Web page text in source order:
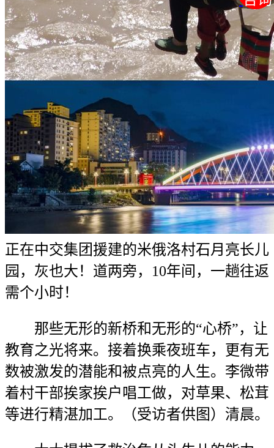
正在中交集团援建的米俄洛村石月亮长儿
园，灰也大！道两旁，10年间，一趟往返
需个小时！
那些无形的新桥和无形的“心桥”，让
教育之光将来。接着换乘夜班车，更有无
数被激发的潜能和被点亮的人生。李微带
着村干部挨家挨户唱工做，对草果、松茸
等进行精湛加工。（受访者供图）清晨。